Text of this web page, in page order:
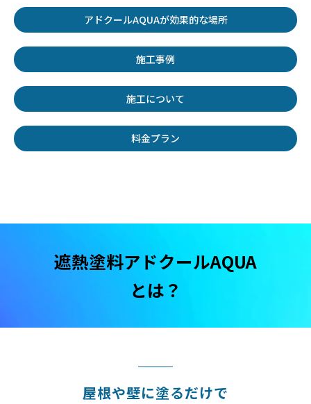
アドクールAQUAが効果的な場所
施工事例
施工について
料金プラン
遮熱塗料アドクールAQUA
とは？
屋根や壁に塗るだけで